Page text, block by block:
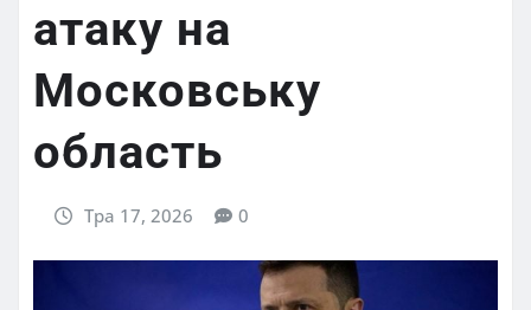
атаку на
Московську
область
Тра 17, 2026 0